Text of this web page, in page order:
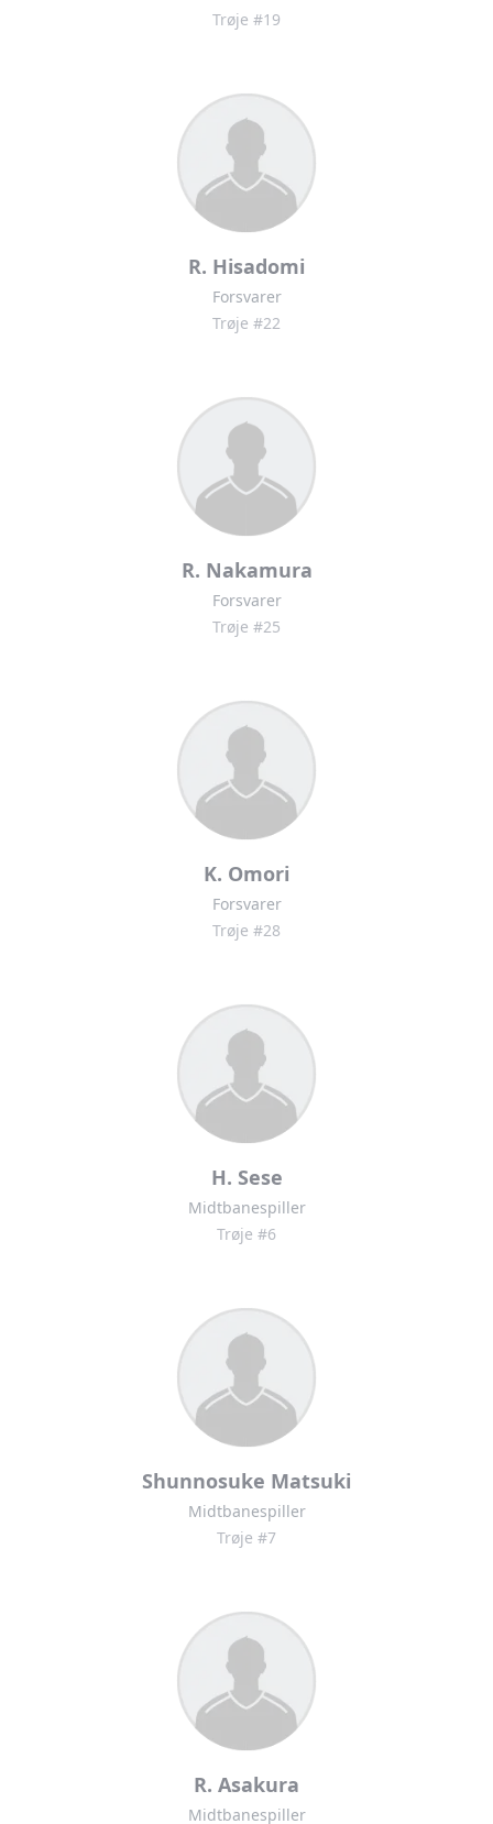
Trøje #19
R. Hisadomi
Forsvarer
Trøje #22
R. Nakamura
Forsvarer
Trøje #25
K. Omori
Forsvarer
Trøje #28
H. Sese
Midtbanespiller
Trøje #6
Shunnosuke Matsuki
Midtbanespiller
Trøje #7
R. Asakura
Midtbanespiller